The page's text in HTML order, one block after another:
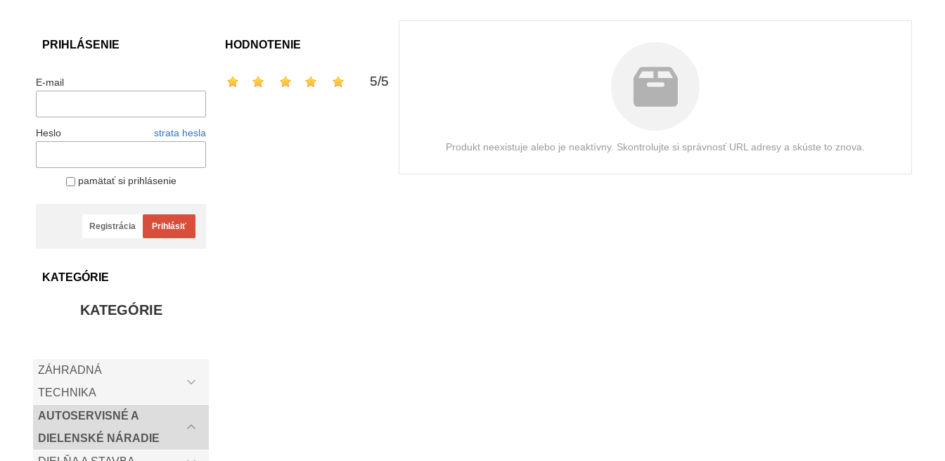
PRIHLÁSENIE
E-mail
Heslo strata hesla
pamätať si prihlásenie
Registrácia Prihlásiť
KATEGÓRIE
KATEGÓRIE
ZÁHRADNÁ
TECHNIKA
AUTOSERVISNÉ A
DIELENSKÉ NÁRADIE
HODNOTENIE
5/5
Produkt neexistuje alebo je neaktívny. Skontrolujte si správnosť URL adresy a skúste to znova.